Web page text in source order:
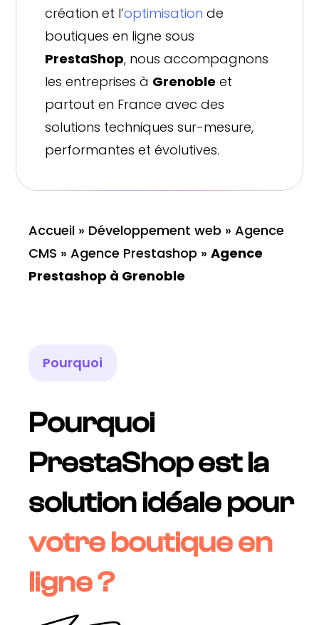
création et l’optimisation de
boutiques en ligne sous
PrestaShop, nous accompagnons
les entreprises à Grenoble et
partout en France avec des
solutions techniques sur-mesure,
performantes et évolutives.
Accueil » Développement web » Agence
CMS » Agence Prestashop » Agence
Prestashop à Grenoble
Pourquoi
Pourquoi
PrestaShop est la
solution idéale pour
votre boutique en
ligne ?